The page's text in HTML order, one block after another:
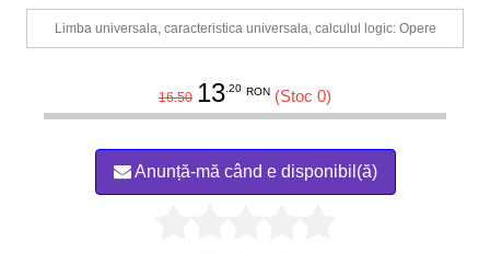
Limba universala, caracteristica universala, calculul logic: Opere
16.50 13.20 RON (Stoc 0)
Anunță-mă când e disponibil(ă)